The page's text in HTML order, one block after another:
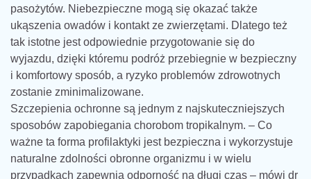
pasożytów. Niebezpieczne mogą się okazać także
ukąszenia owadów i kontakt ze zwierzętami. Dlatego też
tak istotne jest odpowiednie przygotowanie się do
wyjazdu, dzięki któremu podróż przebiegnie w bezpieczny
i komfortowy sposób, a ryzyko problemów zdrowotnych
zostanie zminimalizowane.
Szczepienia ochronne są jednym z najskuteczniejszych
sposobów zapobiegania chorobom tropikalnym. – Co
ważne ta forma profilaktyki jest bezpieczna i wykorzystuje
naturalne zdolności obronne organizmu i w wielu
przypadkach zapewnia odporność na długi czas – mówi dr